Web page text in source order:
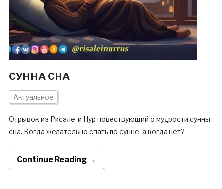
СУННА СНА
Актуальное
Отрывок из Рисале-и Нур повествующий о мудрости сунны
сна. Когда желательно спать по сунне, а когда нет?
Continue Reading →